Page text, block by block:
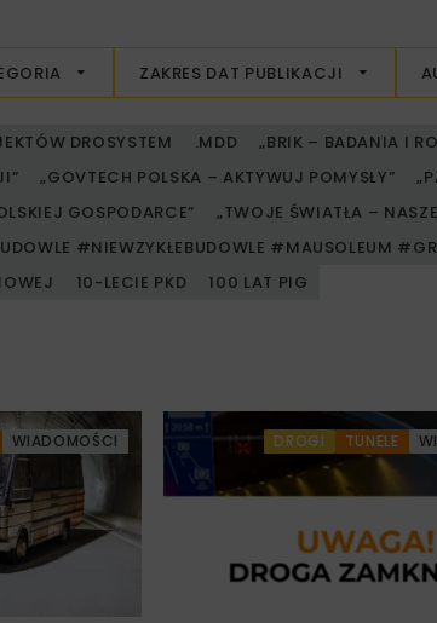
ZAKRES DAT PUBLIKACJI
DROSYSTEM .MDD „BRIK – BADANIA I
„GOVTECH POLSKA – AKTYWUJ POMYSŁY”
GOSPODARCE”
„TWOJE ŚWIATŁA –
#NIEWZYKŁEBUDOWLE #MAUSOLEUM
10-LECIE PKD 100 LAT PIG
WIADOMOŚCI DROGI TUNELE